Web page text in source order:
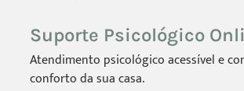
Suporte Psicológico
Atendimento psicológico acessível e
conforto da sua casa.